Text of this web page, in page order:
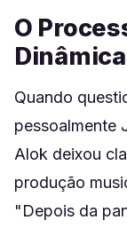
O
Quando
pessoalmente
Alok deixou
produção
"Depois da